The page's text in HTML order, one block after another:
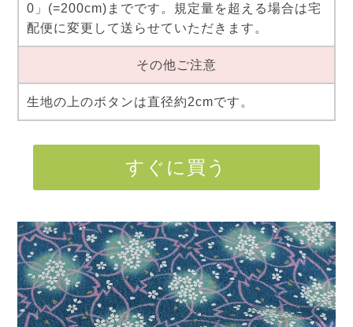
0」(=200cm)までです。規定量を超える場合は宅
配便に変更して送らせていただきます。
その他ご注意
生地の上のボタンは直径約2cmです。
すぐに買う